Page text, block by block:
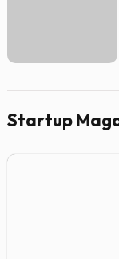
Startup